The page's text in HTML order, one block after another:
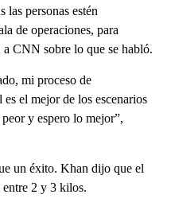
las personas estén
de operaciones, para
CNN sobre lo que se habló.
mi proceso de
el mejor de los escenarios
y espero lo mejor”,
un éxito. Khan dijo que el
2 y 3 kilos.